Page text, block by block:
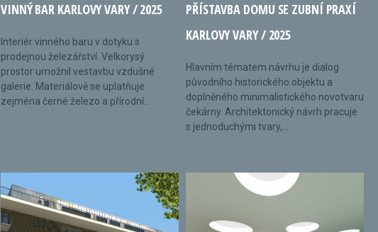
VINNÝ BAR KARLOVY VARY / 2025
Interiér vinného baru v dotyku s
prodejnou železářství. Velkorysý
prostor umožnil vestavbu vzdušné
galerie. Materiálově se uplatňuje
zejména černé železo a přírodní...
PŘÍSTAVBA DOMU SE ZUBNÍ PRAXÍ
KARLOVY VARY / 2025
Hlavním tématem návrhu je dialog
původního historického objektu a
doplněného minimalistického novotvaru
čekárny. Architektonický návrh pracuje
s jednoduchými tvary,...